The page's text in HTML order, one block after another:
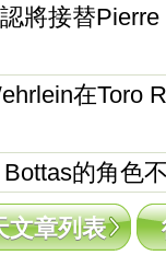
將接替
在Toro
的角色
文章列表